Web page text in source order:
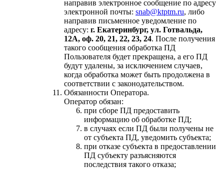
направив электронное сообщение по адресу
электронной почты: snab@ktptm.ru, либо
направив письменное уведомление по
адресу: г. Екатеринбург, ул. Готвальда,
12А, оф. 20, 21, 22, 23, 24. После получения
такого сообщения обработка ПД
Пользователя будет прекращена, а его ПД
будут удалены, за исключением случаев,
когда обработка может быть продолжена в
соответствии с законодательством.
Обязанности Оператора.
Оператор обязан:
при сборе ПД предоставить
информацию об обработке ПД;
в случаях если ПД были получены не
от субъекта ПД, уведомить субъекта;
при отказе субъекта в предоставлении
ПД субъекту разъясняются
последствия такого отказа;